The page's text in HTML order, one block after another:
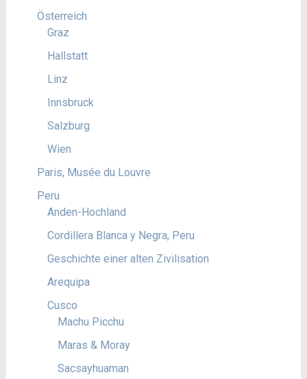
Österreich
Graz
Hallstatt
Linz
Innsbruck
Salzburg
Wien
Paris, Musée du Louvre
Peru
Anden-Hochland
Cordillera Blanca y Negra, Peru
Geschichte einer alten Zivilisation
Arequipa
Cusco
Machu Picchu
Maras & Moray
Sacsayhuaman